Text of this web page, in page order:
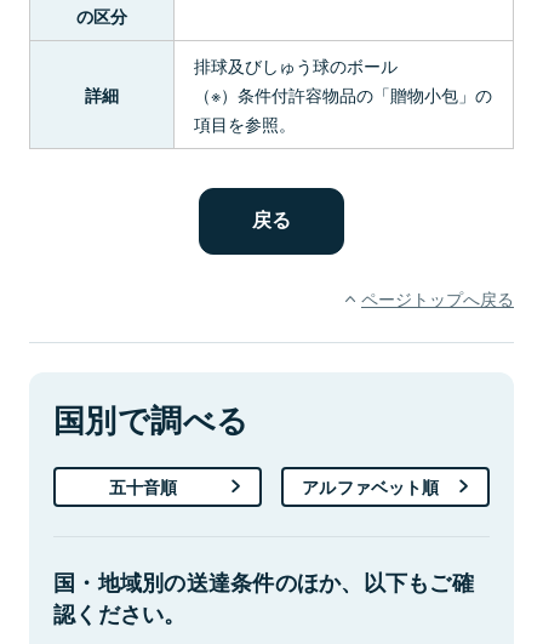
の区分
詳細
排球及びしゅう球のボール
（※）条件付許容物品の「贈物小包」の
項目を参照。
ページトップへ戻る
国別で調べる
五十音順 アルファベット順
国・地域別の送達条件のほか、以下もご確
認ください。